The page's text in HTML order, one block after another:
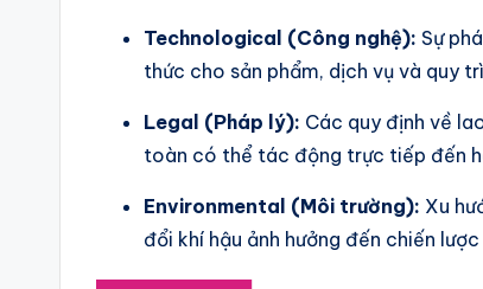
Technological (Công nghệ): Sự
thức cho sản phẩm, dịch vụ và quy
Legal (Pháp lý): Các quy định về
toàn có thể tác động trực tiếp đến
Environmental (Môi trường): Xu
đổi khí hậu ảnh hưởng đến chiến